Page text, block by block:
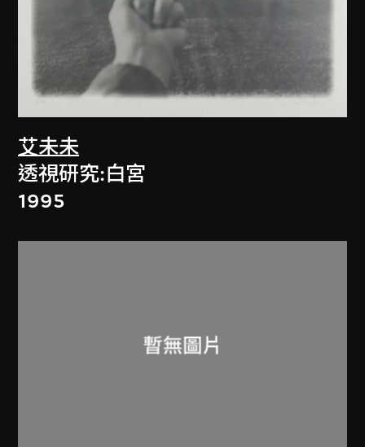
艾未未
透視研究:白宮
1995